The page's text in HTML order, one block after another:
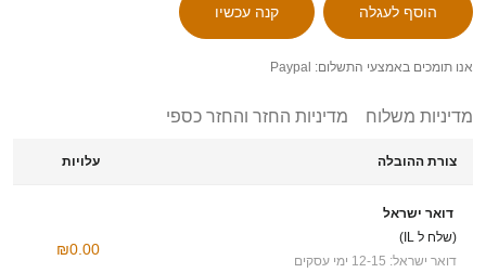
אנו תומכים באמצעי התשלום: Paypal
מדיניות משלוח מדיניות החזר והחזר כספי
צורת ההובלה עלויות
דואר ישראל
(שלח ל IL)
דואר ישראל: 12-15 ימי עסקים
₪0.00